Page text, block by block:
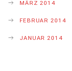
MÄRZ 2014
FEBRUAR 2014
JANUAR 2014